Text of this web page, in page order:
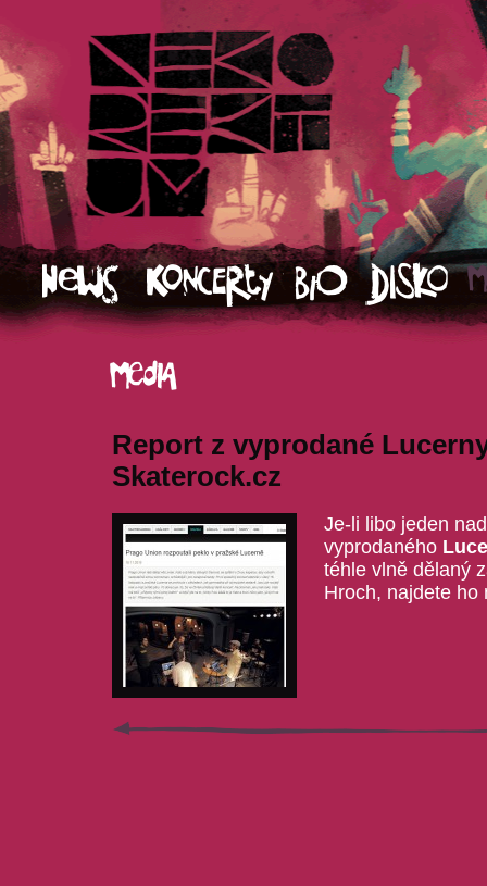
Report z vyprodané
Skaterock.cz
Je-li libo jeden
vyprodaného
téhle vlně dělaný
Hroch, najdete